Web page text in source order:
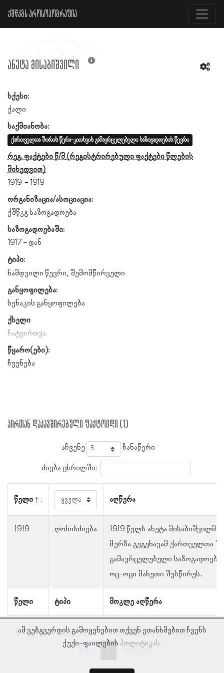
ქშწკგს პროსოპოგრაფია
ანეტა მისაბიშვილი
სქესი:
ქალი
საქმიანობა:
ქართველთა შორის წერა-კითხვის გამავრცელებელი საზოგადოების წევრი
რეგ. ფაქტები წ/მ
1919
1919
ორგანიზაცია/ასოციაცია:
ქშწკგ საზოგადოება
საზოგადოებაში:
1917
ტიპი:
ნამდვილი წევრი შემომწირველი
განყოფილება:
სენაკის განყოფილება
ქსელი
ჩატვირთვა
წყარო(ები):
ჩვენება
პირთან დაკავშირებული ფაქტოიდი (1)
აჩვენე ჩანაწერი
ძიება ცხრილში:
წელი აღწერა
წელი ტიპი მოკლე აღწერა
1919 ღონისძიება
1919 წელს ანეტა
მურზა გეგენავამ ქართველთა
გამავრცელებელი
ოც-ოცი მანეთი შესწირეს.
ნაჩვენებია ჩანაწერები 1–დან 1–მდე, სულ 1 ჩანაწერი
წინა
შემდეგი
ამ ვებგვერდის გამოყენებით თქვენ ეთანხმებით ჩვენს
ქუქი-ფაილების პოლიტიკას.